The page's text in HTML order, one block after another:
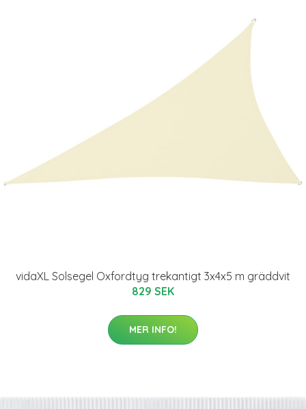
vidaXL Solsegel Oxfordtyg trekantigt 3x4x5 m gräddvit
829 SEK
MER INFO!